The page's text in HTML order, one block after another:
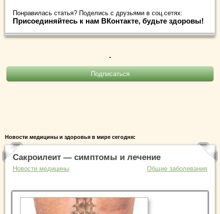
Понравилась статья? Поделись с друзьями в соц.сетях:
Присоединяйтесь к нам ВКонтакте, будьте здоровы!
.
Новости медицины и здоровья в мире сегодня:
Сакроилеит — симптомы и лечение
Новости медицины Общие заболевания